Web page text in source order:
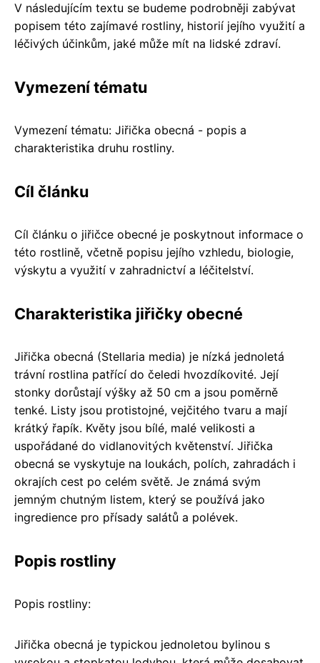
V následujícím textu se budeme podrobněji zabývat
popisem této zajímavé rostliny, historií jejího využití a
léčivých účinkům, jaké může mít na lidské zdraví.
Vymezení tématu
Vymezení tématu: Jiřička obecná - popis a
charakteristika druhu rostliny.
Cíl článku
Cíl článku o jiřičce obecné je poskytnout informace o
této rostlině, včetně popisu jejího vzhledu, biologie,
výskytu a využití v zahradnictví a léčitelství.
Charakteristika jiřičky obecné
Jiřička obecná (Stellaria media) je nízká jednoletá
trávní rostlina patřící do čeledi hvozdíkovité. Její
stonky dorůstají výšky až 50 cm a jsou poměrně
tenké. Listy jsou protistojné, vejčitého tvaru a mají
krátký řapík. Květy jsou bílé, malé velikosti a
uspořádané do vidlanovitých květenství. Jiřička
obecná se vyskytuje na loukách, polích, zahradách i
okrajích cest po celém světě. Je známá svým
jemným chutným listem, který se používá jako
ingredience pro přísady salátů a polévek.
Popis rostliny
Popis rostliny:
Jiřička obecná je typickou jednoletou bylinou s